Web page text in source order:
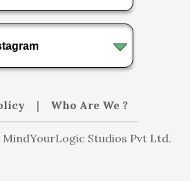
| Who Are We ?
Studios Pvt Ltd.